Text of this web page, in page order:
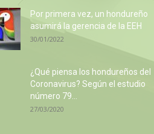
Por primera vez, un hondureño
asumirá la gerencia de la EEH
30/01/2022
¿Qué piensa los hondureños del
Coronavirus? Según el estudio
número 79...
27/03/2020